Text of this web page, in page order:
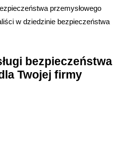
bezpieczeństwa
Twojej firmy